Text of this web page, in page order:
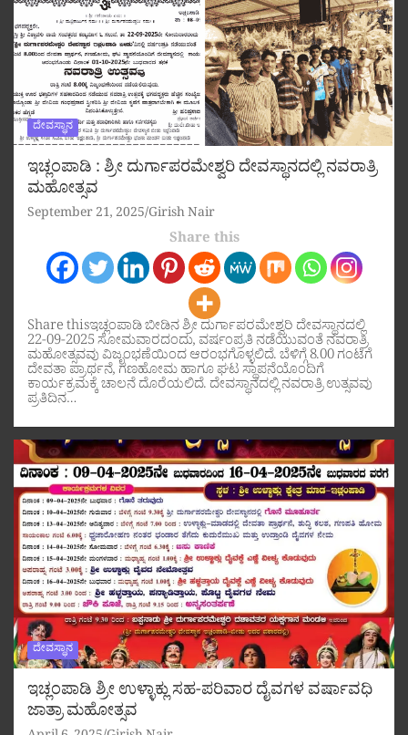
ದೇವಸ್ಥಾನ
ಇಚ್ಲಂಪಾಡಿ : ಶ್ರೀ ದುರ್ಗಾಪರಮೇಶ್ವರಿ ದೇವಸ್ಥಾನದಲ್ಲಿ ನವರಾತ್ರಿ
ಮಹೋತ್ಸವ
September 21, 2025 Girish Nair
Share this
Share thisಇಚ್ಲಂಪಾಡಿ ಬೀಡಿನ ಶ್ರೀ ದುರ್ಗಾಪರಮೇಶ್ವರಿ ದೇವಸ್ಥಾನದಲ್ಲಿ
22-09-2025 ಸೋಮವಾರದಂದು, ವರ್ಷಂಪ್ರತಿ ನಡೆಯುವಂತೆ ನವರಾತ್ರಿ
ಮಹೋತ್ಸವವು ವಿಜೃಂಭಣೆಯಿಂದ ಆರಂಭಗೊಳ್ಳಲಿದೆ. ಬೆಳಿಗ್ಗೆ 8.00 ಗಂಟೆಗೆ
ದೇವತಾ ಪ್ರಾರ್ಥನೆ, ಗಣಹೋಮ ಹಾಗೂ ಘಟ ಸ್ಥಾಪನೆಯೊಂದಿಗೆ
ಕಾರ್ಯಕ್ರಮಕ್ಕೆ ಚಾಲನೆ ದೊರೆಯಲಿದೆ. ದೇವಸ್ಥಾನದಲ್ಲಿ ನವರಾತ್ರಿ ಉತ್ಸವವು
ಪ್ರತಿದಿನ…
ದೇವಸ್ಥಾನ
ಇಚ್ಲಂಪಾಡಿ ಶ್ರೀ ಉಳ್ಳಾಕ್ಲು ಸಹ-ಪರಿವಾರ ದೈವಗಳ ವರ್ಷಾವಧಿ
ಜಾತ್ರಾ ಮಹೋತ್ಸವ